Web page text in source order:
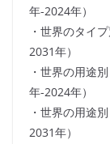
年-2024年）
・世界のタイ
2031年）
・世界の用途
年-2024年）
・世界の用途
2031年）